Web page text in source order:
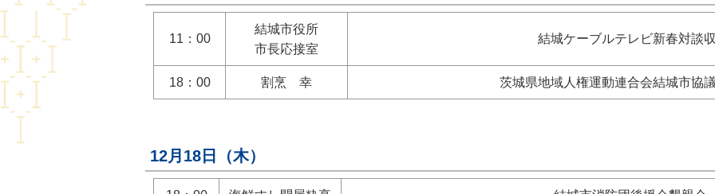
11：00
結城市役所
市長応接室
結城ケーブルテレビ新春対談
18：00 割烹 幸 茨城県地域人権運動連合会結城市協
12月18日（木）